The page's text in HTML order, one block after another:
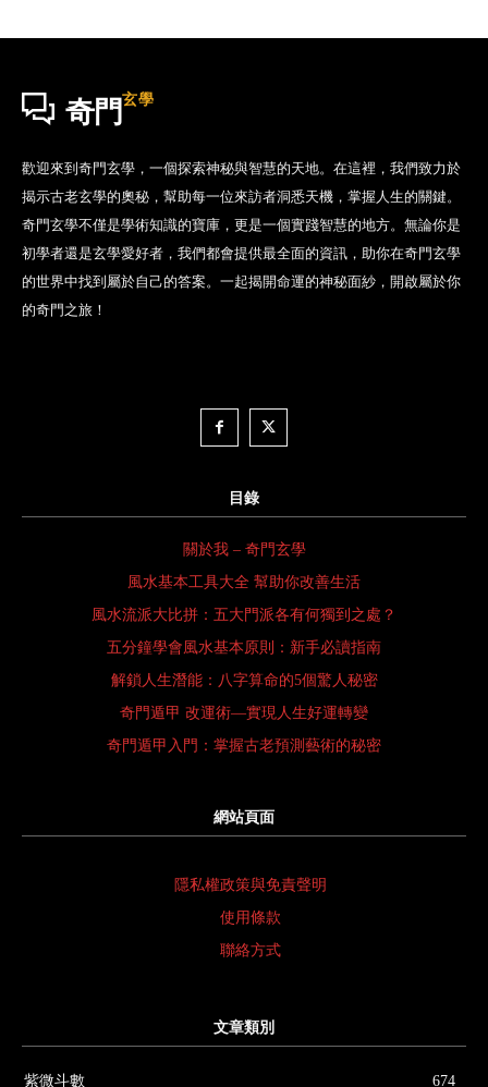
奇門 玄學
歡迎來到奇門玄學，一個探索神秘與智慧的天地。在這裡，我們致力於
揭示古老玄學的奧秘，幫助每一位來訪者洞悉天機，掌握人生的關鍵。
奇門玄學不僅是學術知識的寶庫，更是一個實踐智慧的地方。無論你是
初學者還是玄學愛好者，我們都會提供最全面的資訊，助你在奇門玄學
的世界中找到屬於自己的答案。一起揭開命運的神秘面紗，開啟屬於你
的奇門之旅！
目錄
關於我 – 奇門玄學
風水基本工具大全 幫助你改善生活
風水流派大比拼：五大門派各有何獨到之處？
五分鐘學會風水基本原則：新手必讀指南
解鎖人生潛能：八字算命的5個驚人秘密
奇門遁甲 改運術—實現人生好運轉變
奇門遁甲入門：掌握古老預測藝術的秘密
網站頁面
隱私權政策與免責聲明
使用條款
聯絡方式
文章類別
紫微斗數 674